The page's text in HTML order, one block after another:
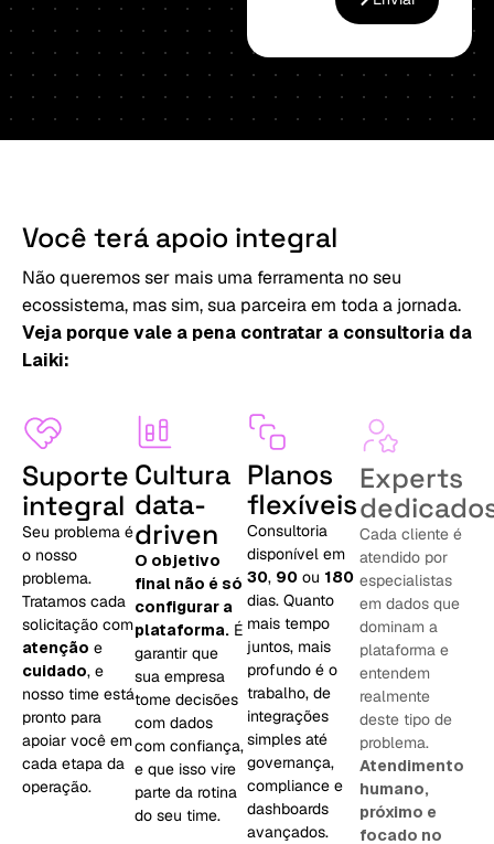
Você terá apoio integral
Não queremos ser mais uma ferramenta no seu
ecossistema, mas sim, sua parceira em toda a jornada.
Veja porque vale a pena contratar a consultoria da
Laiki:
Suporte
integral
Seu problema é
o nosso
problema.
Tratamos cada
solicitação com
atenção e
cuidado, e
nosso time está
pronto para
apoiar você em
cada etapa da
operação.
Cultura
data-
driven
O objetivo
final não é só
configurar a
plataforma. É
garantir que
sua empresa
tome decisões
com dados
com confiança,
e que isso vire
parte da rotina
do seu time.
Planos
flexíveis
Consultoria
disponível em
30, 90 ou 180
dias. Quanto
mais tempo
juntos, mais
profundo é o
trabalho, de
integrações
simples até
governança,
compliance e
dashboards
avançados.
Experts
Cada cliente é
atendido por
especialistas
em dados que
dominam a
plataforma e
entendem
realmente
deste tipo de
problema.
Atendimento
humano,
próximo e
focado no